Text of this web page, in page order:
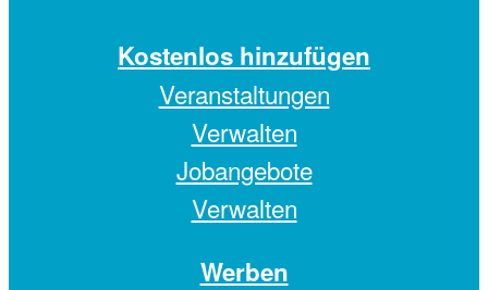
Kostenlos hinzufügen
Veranstaltungen
Verwalten
Jobangebote
Verwalten
Werben